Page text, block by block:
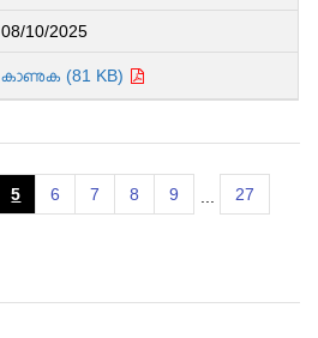
08/10/2025
കാണുക (81 KB)
5 6 7 8 9 27